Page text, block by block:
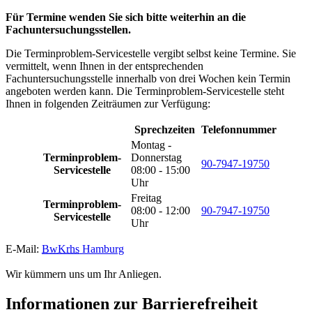
Für Termine wenden Sie sich bitte weiterhin an die
Fachuntersuchungsstellen.
Die Terminproblem-Servicestelle vergibt selbst keine Termine. Sie
vermittelt, wenn Ihnen in der entsprechenden
Fachuntersuchungsstelle innerhalb von drei Wochen kein Termin
angeboten werden kann. Die Terminproblem-Servicestelle steht
Ihnen in folgenden Zeiträumen zur Verfügung:
Sprechzeiten Telefonnummer
Terminproblem-
Servicestelle
Montag -
Donnerstag
08:00 - 15:00
Uhr
90-7947-19750
Terminproblem-
Servicestelle
Freitag
08:00 - 12:00
Uhr
90-7947-19750
E-Mail: BwKrhs Hamburg
Wir kümmern uns um Ihr Anliegen.
Informationen zur Barrierefreiheit